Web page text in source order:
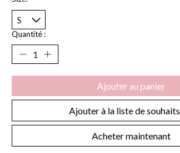
Quantité :
Ajouter au panier
Ajouter à la liste de souhaits
Acheter maintenant